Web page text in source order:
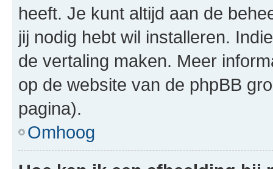
heeft. Je kunt altijd aan de
jij nodig hebt wil installeren.
de vertaling maken. Meer
op de website van de phpBB
pagina).
Omhoog